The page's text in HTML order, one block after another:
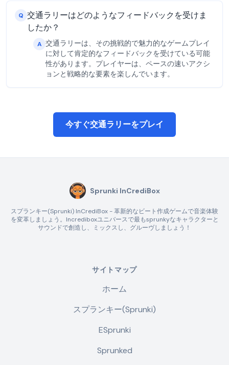
Q 交通ラリーはどのようなフィードバックを受けま
したか？
A 交通ラリーは、その挑戦的で魅力的なゲームプレイ
に対して肯定的なフィードバックを受けている可能
性があります。プレイヤーは、ペースの速いアクシ
ョンと戦略的な要素を楽しんでいます。
今すぐ交通ラリーをプレイ
Sprunki InCrediBox
スプランキー(Sprunki) InCrediBox - 革新的なビート作成ゲームで音楽体験
を変革しましょう。Incrediboxユニバースで最もsprunkyなキャラクターと
サウンドで創造し、ミックスし、グルーヴしましょう！
サイトマップ
ホーム
スプランキー(Sprunki)
ESprunki
Sprunked